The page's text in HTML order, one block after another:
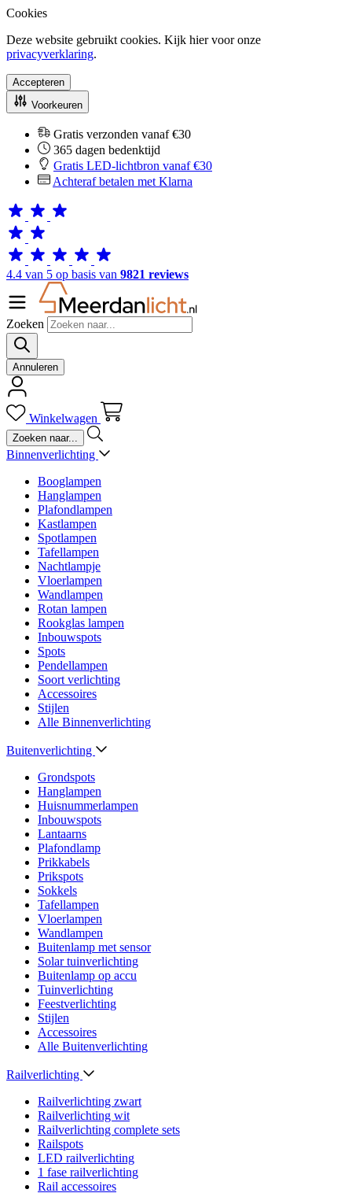
Cookies
Deze website gebruikt cookies. Kijk hier voor onze
privacyverklaring.
Accepteren
Voorkeuren
Gratis verzonden vanaf €30
365 dagen bedenktijd
Gratis LED-lichtbron vanaf €30
Achteraf betalen met Klarna
4.4 van 5 op basis van 9821 reviews
Zoeken
Annuleren
Winkelwagen
Binnenverlichting
Booglampen
Hanglampen
Plafondlampen
Kastlampen
Spotlampen
Tafellampen
Nachtlampje
Vloerlampen
Wandlampen
Rotan lampen
Rookglas lampen
Inbouwspots
Spots
Pendellampen
Soort verlichting
Accessoires
Stijlen
Alle Binnenverlichting
Buitenverlichting
Grondspots
Hanglampen
Huisnummerlampen
Inbouwspots
Lantaarns
Plafondlamp
Prikkabels
Prikspots
Sokkels
Tafellampen
Vloerlampen
Wandlampen
Buitenlamp met sensor
Solar tuinverlichting
Buitenlamp op accu
Tuinverlichting
Feestverlichting
Stijlen
Accessoires
Alle Buitenverlichting
Railverlichting
Railverlichting zwart
Railverlichting wit
Railverlichting complete sets
Railspots
LED railverlichting
1 fase railverlichting
Rail accessoires